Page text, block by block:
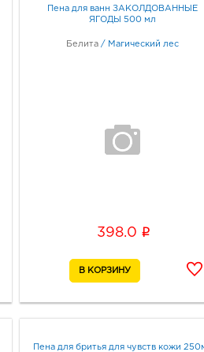
Пена для ванн ЗАКОЛДОВАННЫЕ
ЯГОДЫ 500 мл
Белита / Магический лес
398.0 i
Пена для бритья для чувств кожи